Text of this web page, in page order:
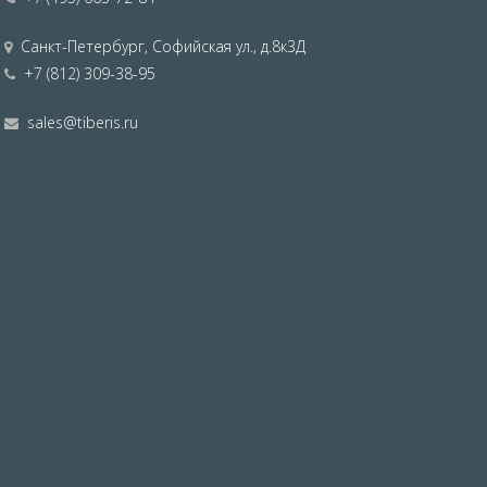
Санкт-Петербург, Софийская ул., д.8к3Д
+7 (812) 309-38-95
sales@tiberis.ru